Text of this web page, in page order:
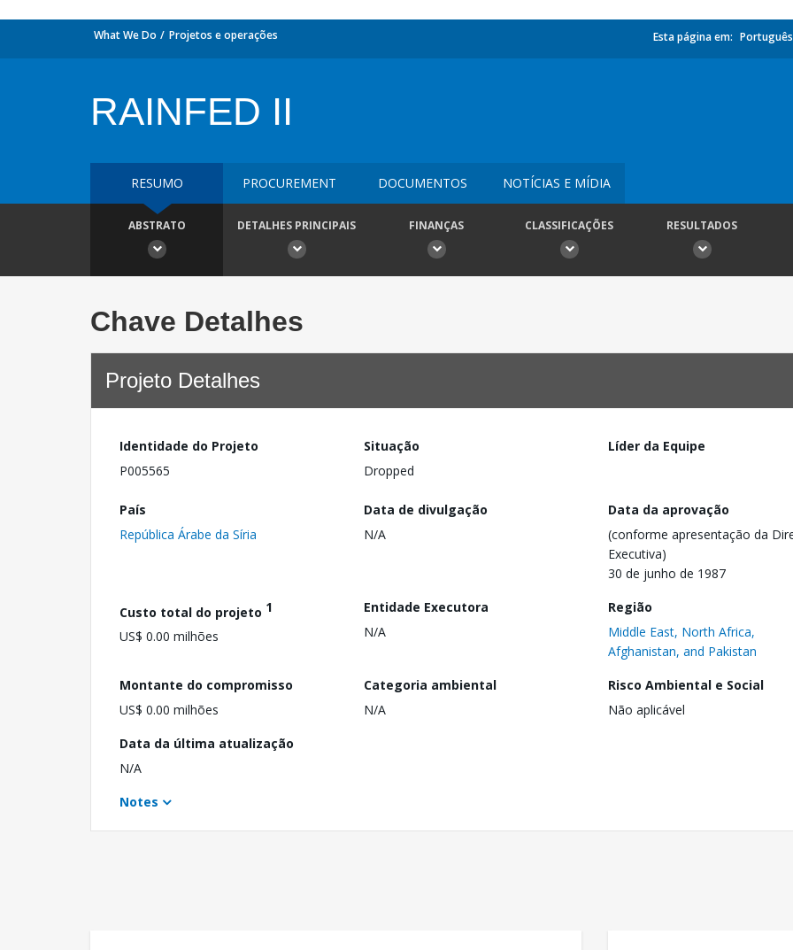
What We Do Projetos e operações Esta página em: Português
RAINFED II
RESUMO PROCUREMENT DOCUMENTOS NOTÍCIAS E MÍDIA
ABSTRATO DETALHES PRINCIPAIS FINANÇAS CLASSIFICAÇÕES RESULTADOS
Chave Detalhes
Projeto Detalhes
Identidade do Projeto
P005565
Situação
Dropped
Líder da Equipe
País
República Árabe da Síria
Data de divulgação
N/A
Data da aprovação
(conforme apresentação da
Executiva)
30 de junho de 1987
Custo total do projeto 1
US$ 0.00 milhões
Entidade Executora
N/A
Região
Middle East, North Africa,
Afghanistan, and Pakistan
Montante do compromisso
US$ 0.00 milhões
Categoria ambiental
N/A
Risco Ambiental e Social
Não aplicável
Data da última atualização
N/A
Notes